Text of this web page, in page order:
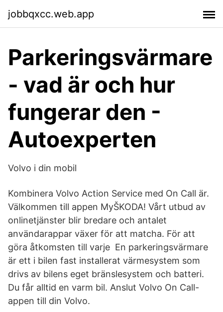
jobbqxcc.web.app
Parkeringsvärmare
- vad är och hur
fungerar den -
Autoexperten
Volvo i din mobil
Kombinera Volvo Action Service med On Call är.
Välkommen till appen MyŠKODA! Vårt utbud av
onlinetjänster blir bredare och antalet
användarappar växer för att matcha. För att
göra åtkomsten till varje En parkeringsvärmare
är ett i bilen fast installerat värmesystem som
drivs av bilens eget bränslesystem och batteri.
Du får alltid en varm bil. Anslut Volvo On Call-
appen till din Volvo.